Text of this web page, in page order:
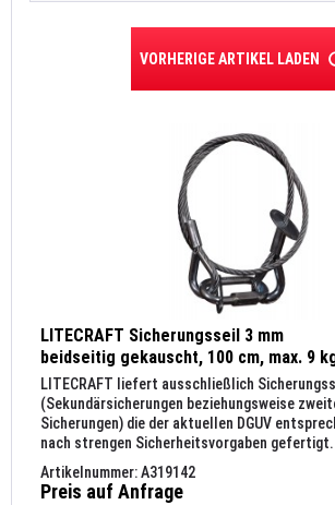
VORHERIGE ARTIKEL LADEN
LITECRAFT Sicherungsseil 3 mm
beidseitig gekauscht, 100 cm, max. 9
Kettenglied 5 mm, silber
LITECRAFT liefert ausschließlich
(Sekundärsicherungen beziehungsweise
Sicherungen) die der aktuellen DGUV
nach strengen Sicherheitsvorgaben
nach DIN...
Artikelnummer: A319142
Preis auf Anfrage